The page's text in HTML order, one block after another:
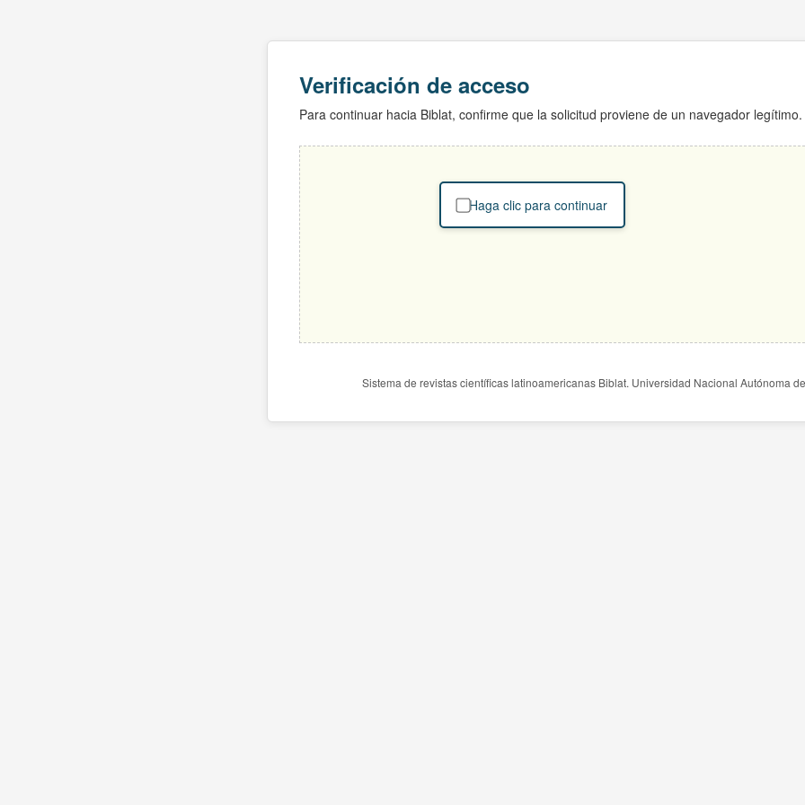
Verificación de acceso
Para continuar hacia Biblat, confirme que la solicitud proviene de un navegador legítimo.
Haga clic para continuar
Sistema de revistas científicas latinoamericanas Biblat. Universidad Nacional Autónoma